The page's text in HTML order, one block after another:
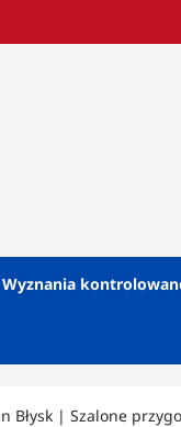
Wyznania
Błysk | Szalone